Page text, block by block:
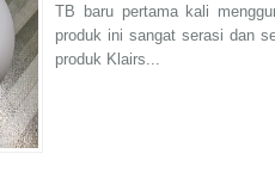
TB baru pertama kali
produk ini sangat serasi dan
produk Klairs...